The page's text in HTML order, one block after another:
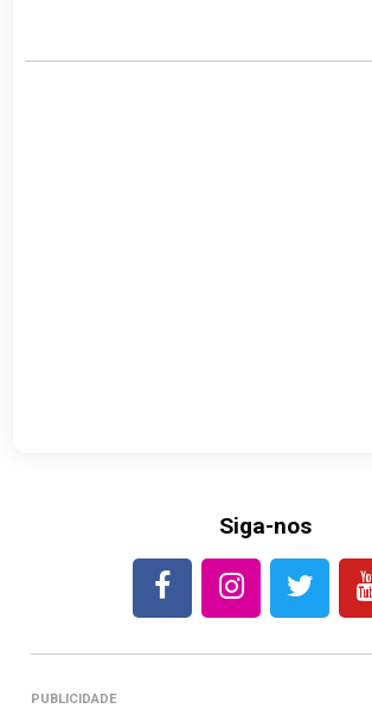
Siga-nos
PUBLICIDADE